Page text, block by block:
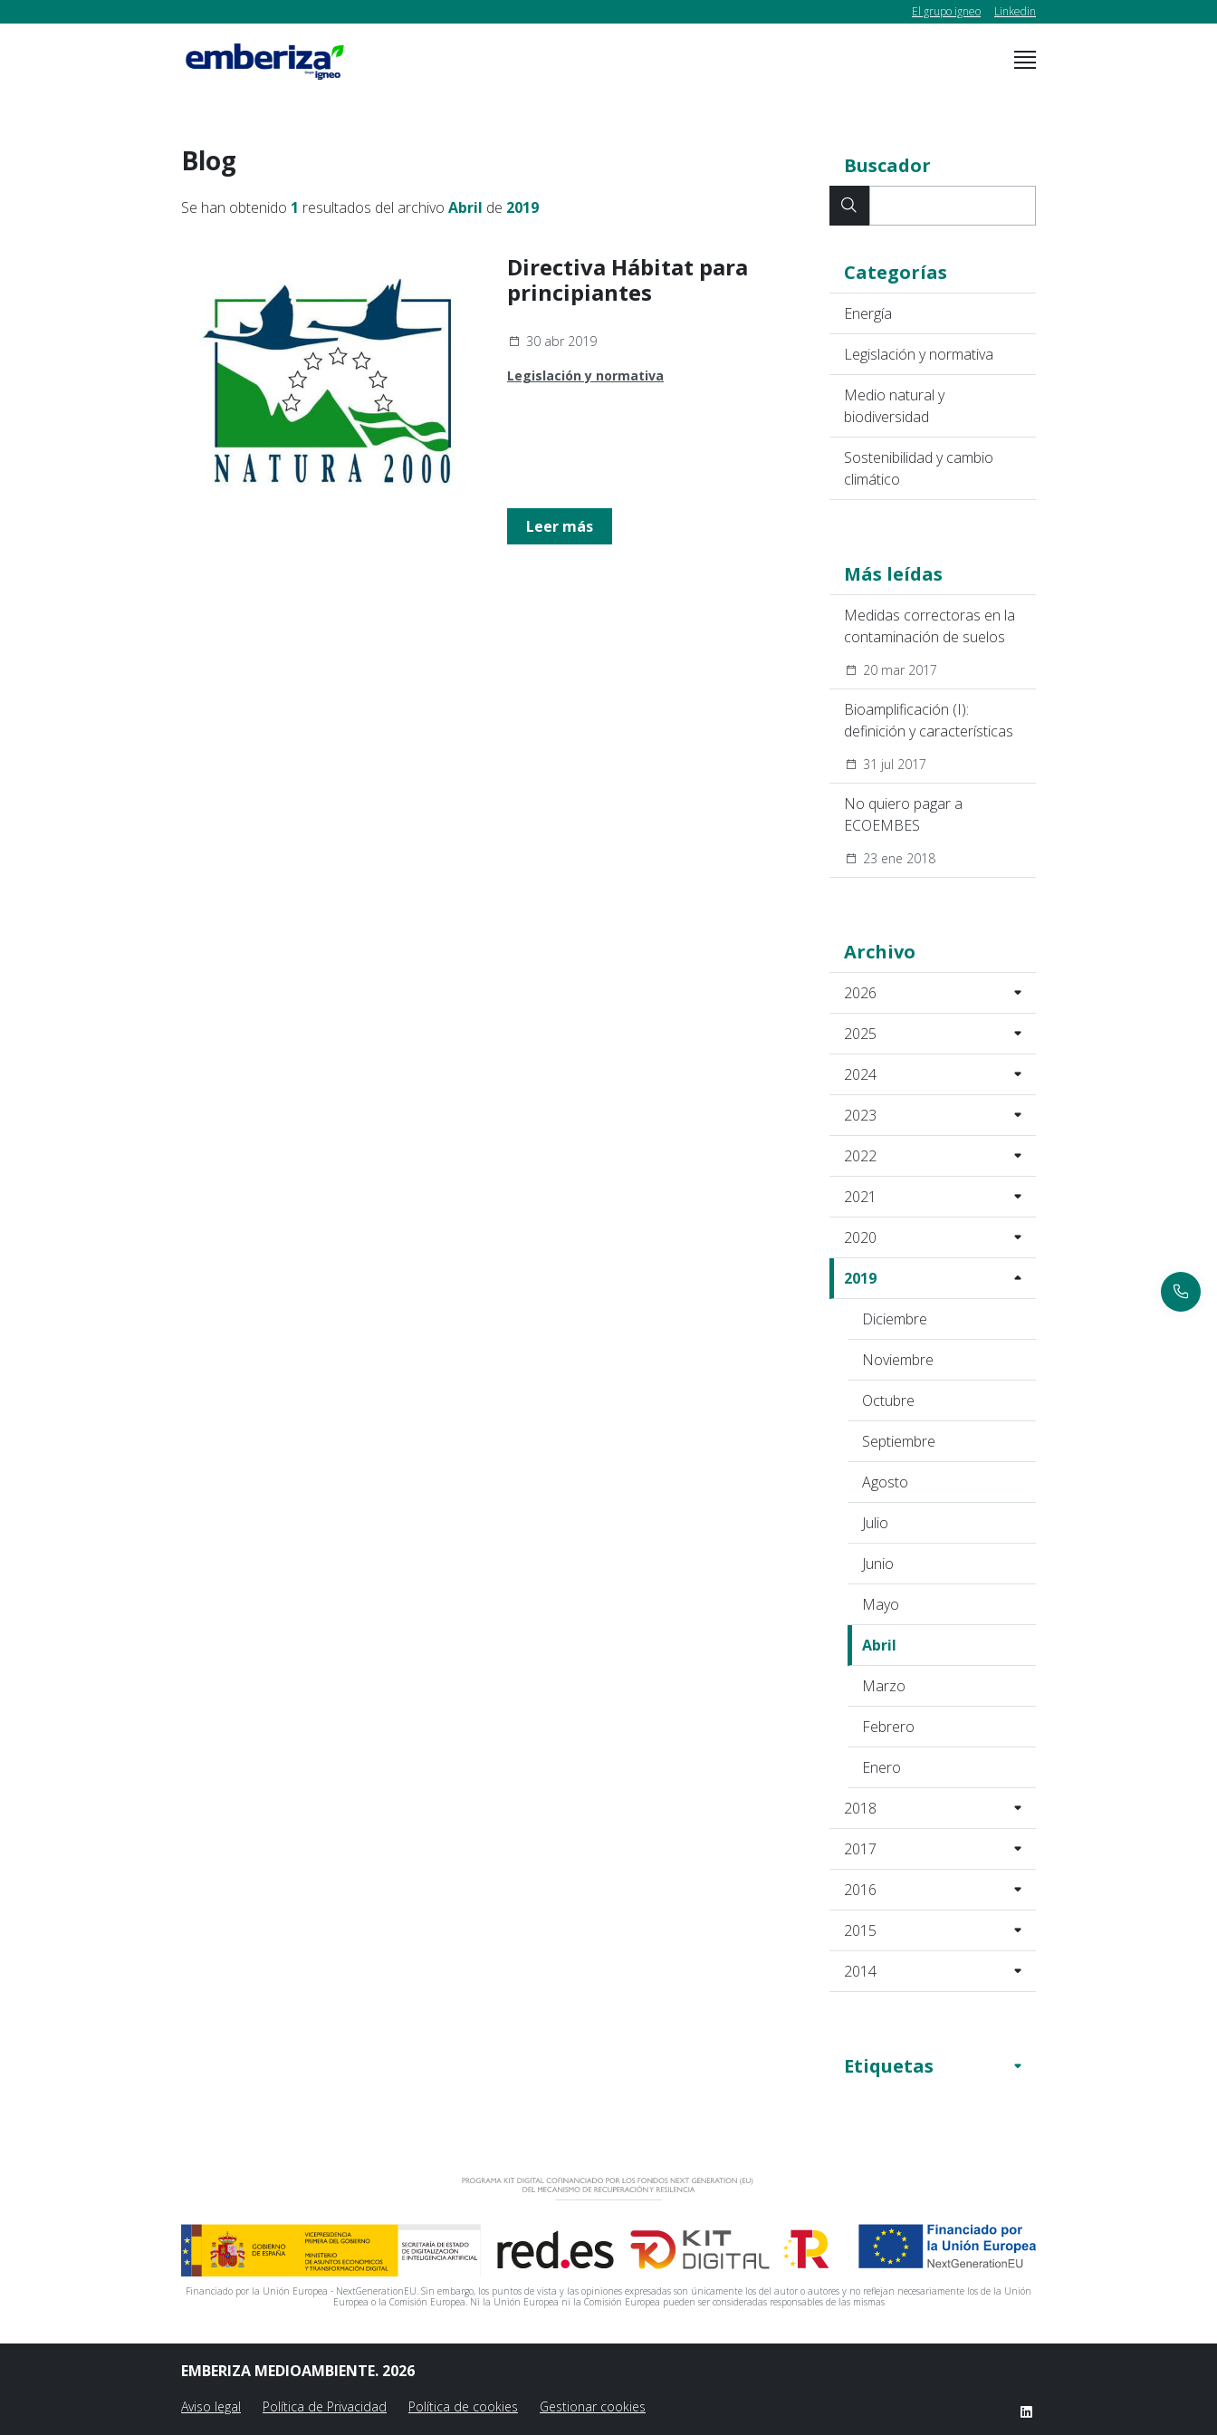
El grupo igneo Linkedin
Buscador
Categorías
Energía
Legislación y normativa
Medio natural y
biodiversidad
Sostenibilidad y cambio
climático
Más leídas
Medidas correctoras en la
contaminación de suelos
20 mar 2017
Bioamplificación (I):
definición y características
31 jul 2017
No quiero pagar a
ECOEMBES
23 ene 2018
Archivo
2026
2025
2024
2023
2022
2021
2020
2019
Diciembre
Noviembre
Octubre
Septiembre
Agosto
Julio
Junio
Mayo
Abril
Marzo
Febrero
Enero
2018
2017
2016
2015
2014
Etiquetas
Blog
Se han obtenido 1 resultados del archivo Abril de 2019
Directiva Hábitat para
principiantes
30 abr 2019
Legislación y normativa
Leer más
Financiado por la Unión Europea - NextGenerationEU. Sin embargo, los puntos de vista y las opiniones expresadas son únicamente los del autor o autores y no reflejan necesariamente los de la Unión
Europea o la Comisión Europea. Ni la Unión Europea ni la Comisión Europea pueden ser consideradas responsables de las mismas
EMBERIZA MEDIOAMBIENTE. 2026
Aviso legal Política de Privacidad Política de cookies Gestionar cookies